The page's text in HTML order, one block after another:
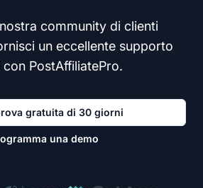
community di clienti
un eccellente supporto
con PostAffiliatePro.
gratuita di 30 giorni
una demo